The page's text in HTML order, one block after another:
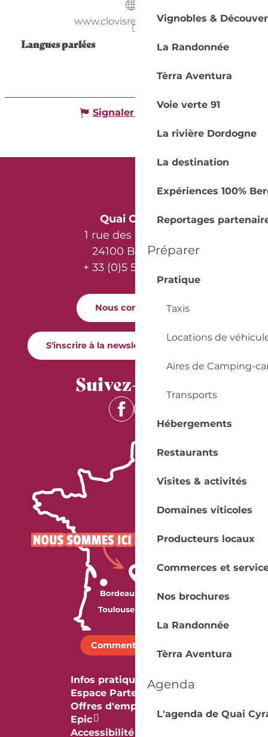
Vignobles &
La Randonnée
Tèrra Aventura
Voie verte 91
La rivière Dordogne
La destination
Expériences 100%
Reportages
Préparer
Pratique
Taxis
Locations de
Aires de Camping-
Transports
Hébergements
Restaurants
Visites & activités
Domaines viticoles
Producteurs locaux
Commerces et
Nos brochures
La Randonnée
Tèrra Aventura
Agenda
L'agenda de Quai
www.clovisreymond.com
Langues parlées
Langues parlées
Signaler une erreur
Quai Cyrano
1 rue des Récollets
24100 Bergerac
+ 33 (0)5 53 57 03 11
Nous contacter
S'inscrire à la newsletter Quai Cyrano
Suivez-nous !
Comment venir ?
Infos pratiques
Espace Partenaires
Offres d'emploi & stage
Epic
Accessibilité